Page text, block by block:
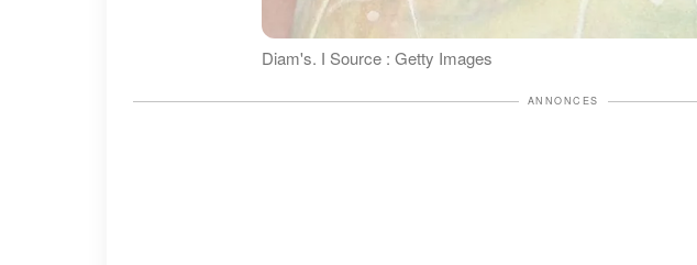
Diam's. І Source : Getty Images
ANNONCES